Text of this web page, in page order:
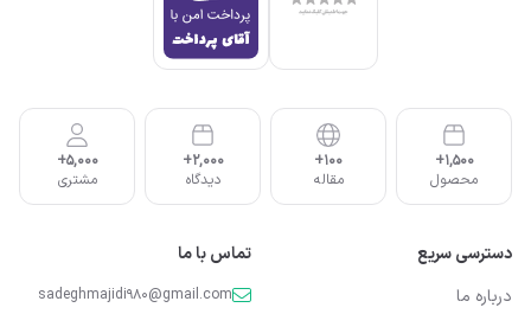
1,500+
محصول
100+
مقاله
2,000+
دیدگاه
5,000+
مشتری
دسترسی سریع
درباره ما
تماس با ما
sadeghmajidi980@gmail.com